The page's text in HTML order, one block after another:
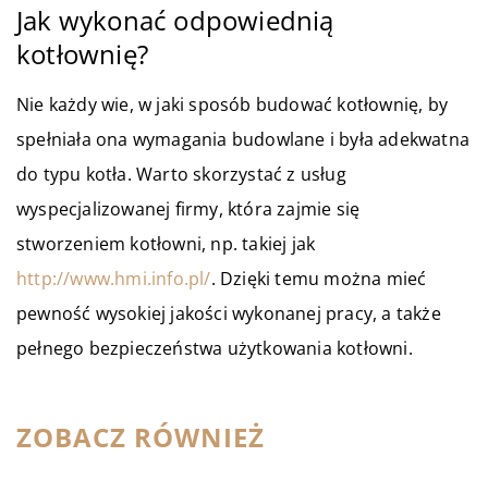
Jak wykonać odpowiednią
kotłownię?
Nie każdy wie, w jaki sposób budować kotłownię, by
spełniała ona wymagania budowlane i była adekwatna
do typu kotła. Warto skorzystać z usług
wyspecjalizowanej firmy, która zajmie się
stworzeniem kotłowni, np. takiej jak
http://www.hmi.info.pl/. Dzięki temu można mieć
pewność wysokiej jakości wykonanej pracy, a także
pełnego bezpieczeństwa użytkowania kotłowni.
ZOBACZ RÓWNIEŻ